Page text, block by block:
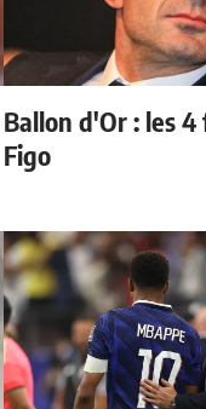
Ballon d'Or : les
Figo